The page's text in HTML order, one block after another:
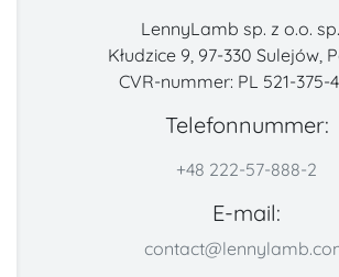
LennyLamb sp. z o.o.
Kłudzice 9, 97-330 Sulejów,
CVR-nummer: PL 521-375-
Telefonnummer:
+48 222-57-888-2
E-mail: